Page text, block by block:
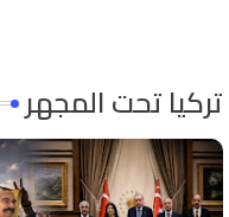
تركيا تحت المجهر